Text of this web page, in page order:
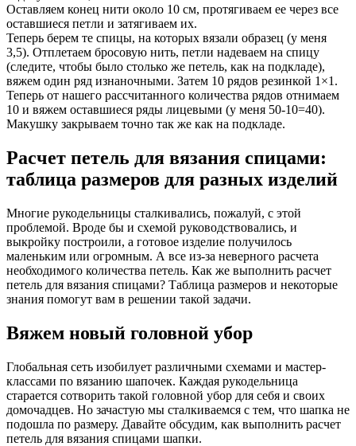
Оставляем конец нити около 10 см, протягиваем ее через все
оставшиеся петли и затягиваем их.
Теперь берем те спицы, на которых вязали образец (у меня
3,5). Отплетаем бросовую нить, петли надеваем на спицу
(следите, чтобы было столько же петель, как на подкладе),
вяжем один ряд изнаночными. Затем 10 рядов резинкой 1×1.
Теперь от нашего рассчитанного количества рядов отнимаем
10 и вяжем оставшиеся ряды лицевыми (у меня 50-10=40).
Макушку закрываем точно так же как на подкладе.
Расчет петель для вязания спицами:
таблица размеров для разных изделий
Многие рукодельницы сталкивались, пожалуй, с этой
проблемой. Вроде бы и схемой руководствовались, и
выкройку построили, а готовое изделие получилось
маленьким или огромным. А все из-за неверного расчета
необходимого количества петель. Как же выполнить расчет
петель для вязания спицами? Таблица размеров и некоторые
знания помогут вам в решении такой задачи.
Вяжем новый головной убор
Глобальная сеть изобилует различными схемами и мастер-
классами по вязанию шапочек. Каждая рукодельница
старается сотворить такой головной убор для себя и своих
домочадцев. Но зачастую мы сталкиваемся с тем, что шапка не
подошла по размеру. Давайте обсудим, как выполнить расчет
петель для вязания спицами шапки.